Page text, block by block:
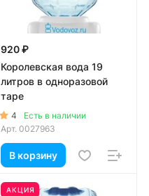
920 ₽
Королевская вода 19
литров в одноразовой
таре
4
Есть в наличии
Арт. 0027963
В корзину
АКЦИЯ